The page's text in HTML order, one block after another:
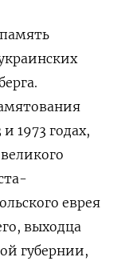
1973 годах,
еврея
выходца
губернии,